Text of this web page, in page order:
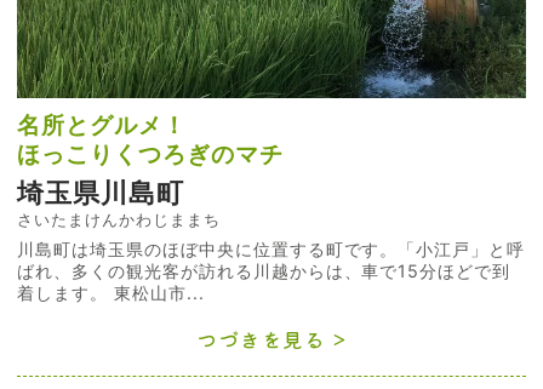
名所とグルメ！
ほっこりくつろぎのマチ
埼玉県川島町
さいたまけんかわじままち
川島町は埼玉県のほぼ中央に位置する町です。「小江戸」と呼
ばれ、多くの観光客が訪れる川越からは、車で15分ほどで到
着します。 東松山市...
つづきを見る